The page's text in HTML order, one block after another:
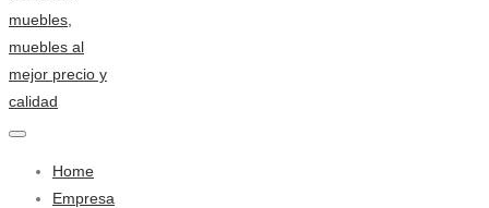
Home
Empresa